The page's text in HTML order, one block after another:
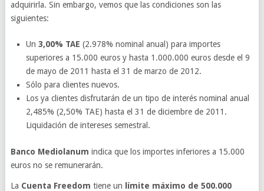
adquirirla. Sin embargo, vemos que las condiciones son las
siguientes:
Un3,00% TAE (2.978% nominal anual) para importes
superiores a 15.000 euros y hasta 1.000.000 euros desde el 9
de mayo de 2011 hasta el 31 de marzo de 2012.
Sólo para clientes nuevos.
Los ya clientes disfrutarán de un tipo de interés nominal anual
2,485% (2,50% TAE) hasta el 31 de diciembre de 2011.
Liquidación de intereses semestral.
Banco Mediolanum indica que los importes inferiores a 15.000
euros no se remunerarán.
La Cuenta Freedom tiene un límite máximo de 500.000